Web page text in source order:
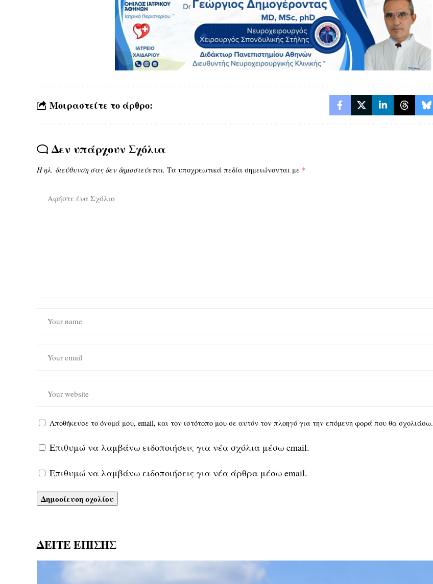
Μοιραστείτε το άρθρο:
Δεν υπάρχουν Σχόλια
Η ηλ. διεύθυνση σας δεν δημοσιεύεται. Τα υποχρεωτικά πεδία σημειώνονται με *
Αποθήκευσε το όνομά μου, email, και τον ιστότοπο μου σε αυτόν τον πλοηγό για την επόμενη φορά που θα σχολιάσω.
Επιθυμώ να λαμβάνω ειδοποιήσεις για νέα σχόλια μέσω email.
Επιθυμώ να λαμβάνω ειδοποιήσεις για νέα άρθρα μέσω email.
ΔΕΙΤΕ ΕΠΙΣΗΣ